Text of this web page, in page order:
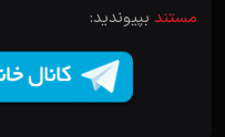
مستندبپیوندید: